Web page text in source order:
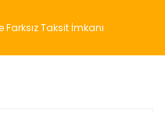
Taksit İmkanı